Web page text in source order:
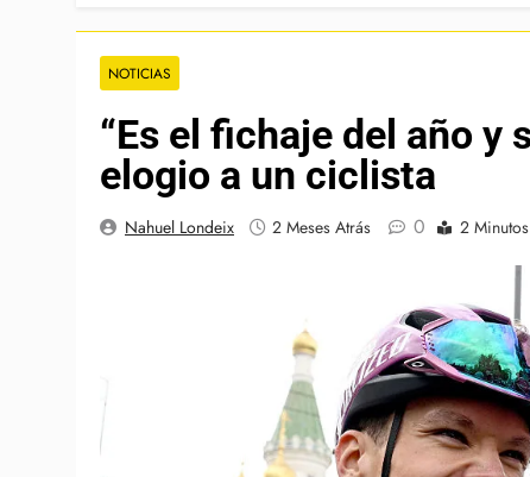
NOTICIAS
“Es el fichaje del año y
elogio a un ciclista
Nahuel Londeix 2 Meses Atrás 0 2 Minutos